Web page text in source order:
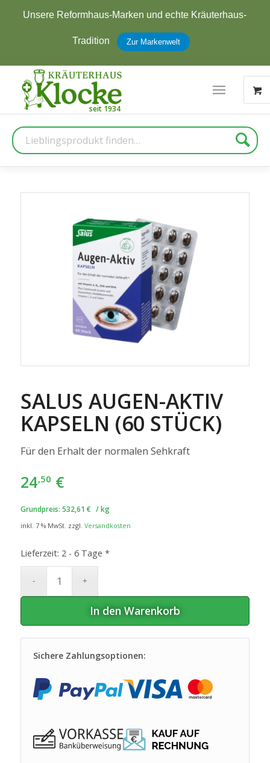
Marken und echte Kräuterhaus-
Zur Markenwelt
Jetzt zum
Suche
SALUS AUGEN-AKTIV
KAPSELN (60 STÜCK)
Für den Erhalt der normalen Sehkraft
24,50 €
Grundpreis: 532,61 € /kg
inkl. 7 % MwSt. zzgl. Versandkosten
Lieferzeit: 2 - 6 Tage *
In den Warenkorb
Sichere Zahlungsoptionen: